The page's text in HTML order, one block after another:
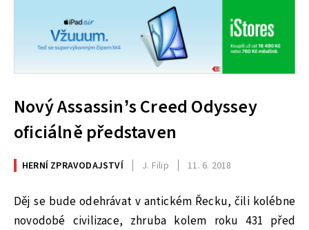
Nový Assassin’s Creed Odyssey
oficiálně představen
HERNÍ ZPRAVODAJSTVÍ J. Filip 11. 6. 2018
Děj se bude odehrávat v antickém Řecku, čili kolébne
novodobé civilizace, zhruba kolem roku 431 před